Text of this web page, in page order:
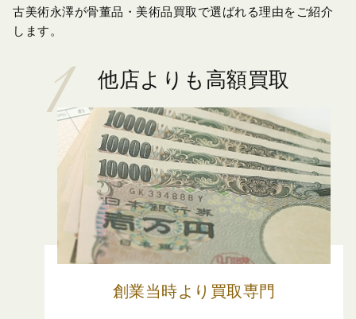
古美術永澤が骨董品・美術品買取で選ばれる理由をご紹介
します。
他店よりも高額買取
創業当時より買取専門